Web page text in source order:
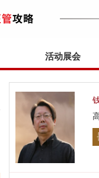
活动展会